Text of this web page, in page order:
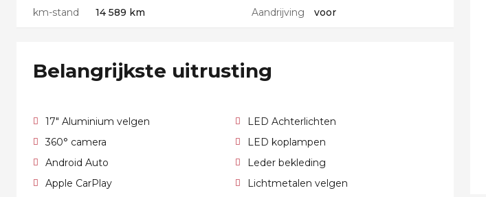
km-stand 14 589 km Aandrijving voor
Belangrijkste uitrusting
17" Aluminium velgen
360° camera
Android Auto
Apple CarPlay
LED Achterlichten
LED koplampen
Leder bekleding
Lichtmetalen velgen